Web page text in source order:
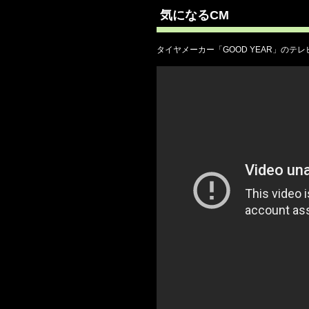
気になるCM
タイヤメーカー「GOOD YEAR」のテレ